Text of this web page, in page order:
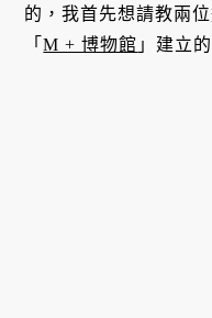
的，我首先想請教兩
「M + 博物館 」建立